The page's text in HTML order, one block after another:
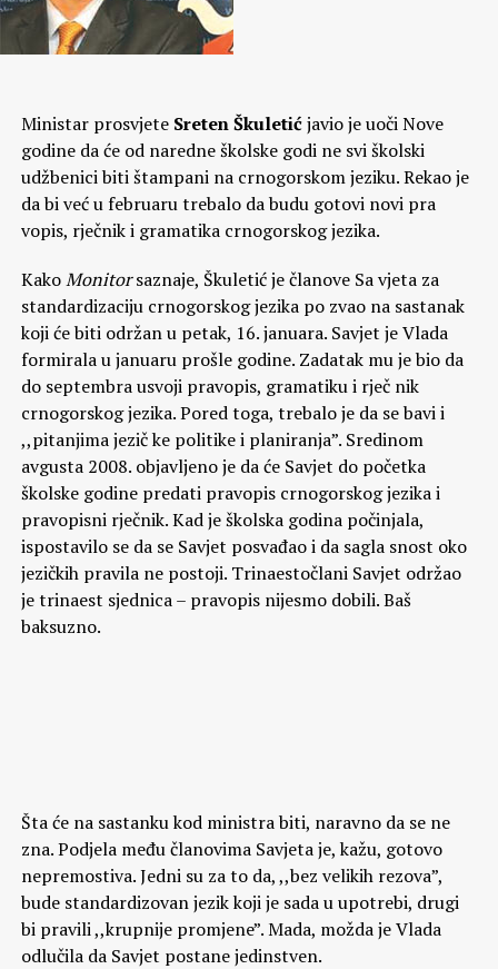
Ministar prosvjete Sreten Škuletićjavio je uoči Nove
godine da će od naredne školske godi ne svi školski
udžbenici biti štampani na crnogorskom jeziku. Rekao je
da bi već u februaru trebalo da budu gotovi novi pra
vopis, rječnik i gramatika crnogorskog jezika.
KakoMonitorsaznaje, Škuletić je članove Sa vjeta za
standardizaciju crnogorskog jezika po zvao na sastanak
koji će biti održan u petak, 16. januara. Savjet je Vlada
formirala u januaru prošle godine. Zadatak mu je bio da
do septembra usvoji pravopis, gramatiku i rječ nik
crnogorskog jezika. Pored toga, trebalo je da se bavi i
,,pitanjima jezič ke politike i planiranja”. Sredinom
avgusta 2008. objavljeno je da će Savjet do početka
školske godine predati pravopis crnogorskog jezika i
pravopisni rječnik. Kad je školska godina počinjala,
ispostavilo se da se Savjet posvađao i da sagla snost oko
jezičkih pravila ne postoji. Trinaestočlani Savjet održao
je trinaest sjednica – pravopis nijesmo dobili. Baš
baksuzno.
Šta će na sastanku kod ministra biti, naravno da se ne
zna. Podjela među članovima Savjeta je, kažu, gotovo
nepremostiva. Jedni su za to da, ,,bez velikih rezova”,
bude standardizovan jezik koji je sada u upotrebi, drugi
bi pravili ,,krupnije promjene”. Mada, možda je Vlada
odlučila da Savjet postane jedinstven.